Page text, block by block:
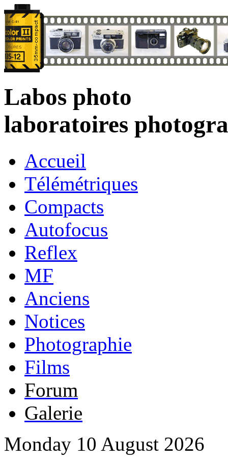
Labos photo
laboratoires
Accueil
Télémétriques
Compacts
Autofocus
Reflex
MF
Anciens
Notices
Photographie
Films
Forum
Galerie
Monday 10 August 2026